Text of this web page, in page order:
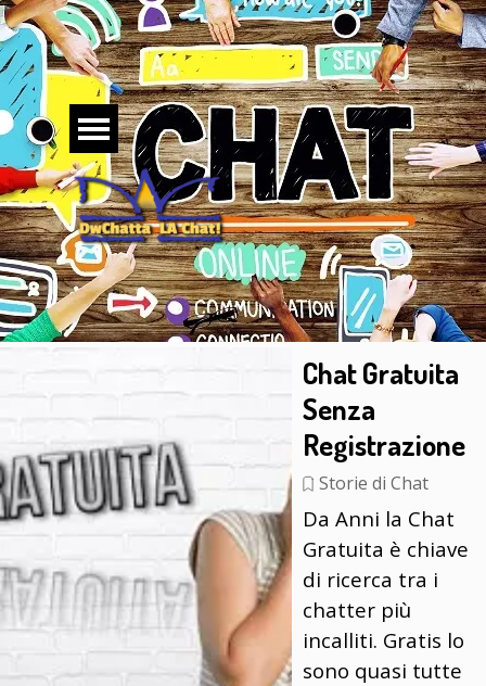
Vai ai contenuti
Salta menù
Chat Gratuita
Senza
Registrazione
Storie di Chat
Da Anni la Chat
Gratuita è chiave
di ricerca tra i
chatter più
incalliti. Gratis lo
sono quasi tutte